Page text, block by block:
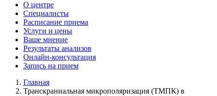
Main
navigation
О центре
Специалисты
Расписание приема
Услуги и цены
Ваше мнение
Результаты анализов
Онлайн-консультация
Запись на прием
Главная
Транскраниальная микрополяризация (ТМПК) в